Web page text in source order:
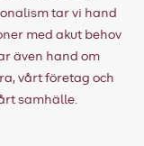
tar vi hand
med akut behov
även hand om
vårt företag och
samhälle.